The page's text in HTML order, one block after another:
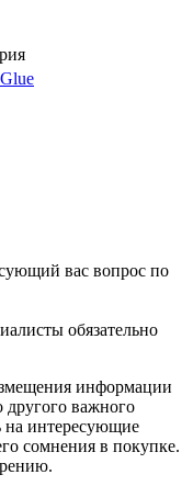
вас вопрос по
обязательно
информации
другого важного
на интересующие
сомнения в покупке.